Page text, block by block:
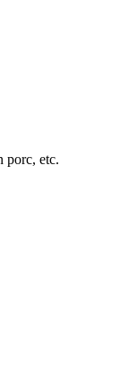
porc, etc.